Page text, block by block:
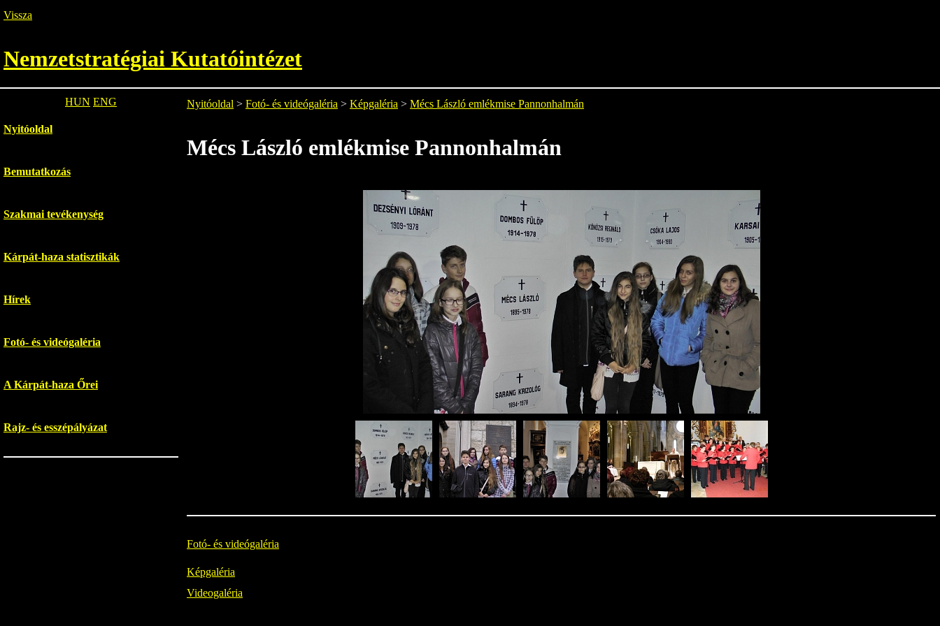
Vissza
Nemzetstratégiai Kutatóintézet
HUN ENG
Nyitóoldal
Bemutatkozás
Szakmai tevékenység
Kárpát-haza statisztikák
Hírek
Fotó- és videógaléria
A Kárpát-haza Őrei
Rajz- és esszépályázat
Nyitóoldal > Fotó- és videógaléria > Képgaléria > Mécs László emlékmise Pannonhalmán
Mécs László emlékmise Pannonhalmán
Fotó- és videógaléria
Képgaléria
Videogaléria